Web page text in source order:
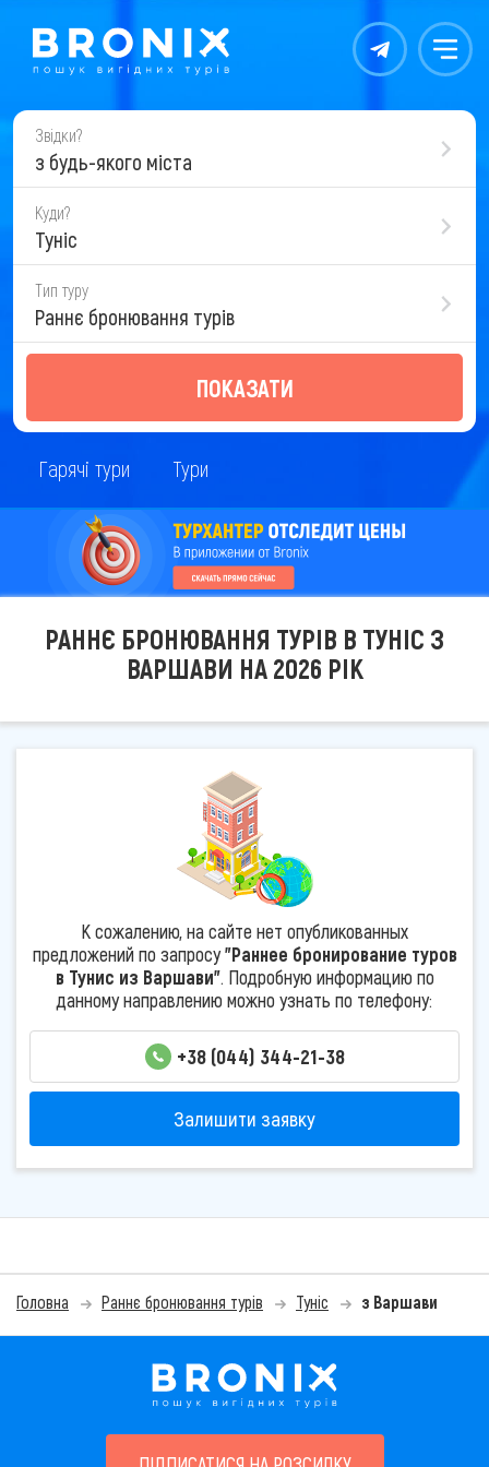
Контакты Меню
Звідки?
з будь-якого міста
Куди?
Туніс
Тип туру
Раннє бронювання турів
ПОКАЗАТИ
Гарячі тури Тури
РАННЄ БРОНЮВАННЯ ТУРІВ В ТУНІС З
ВАРШАВИ НА 2026 РІК
К сожалению, на сайте нет опубликованных
предложений по запросу"Раннее бронирование туров
в Тунис из Варшави". Подробную информацию по
данному направлению можно узнать по телефону:
+38 (044) 344-21-38
Залишити заявку
Головна Раннє бронювання турів Туніс з Варшави